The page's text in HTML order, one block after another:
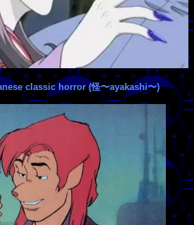
classic horror (怪〜ayakashi〜)